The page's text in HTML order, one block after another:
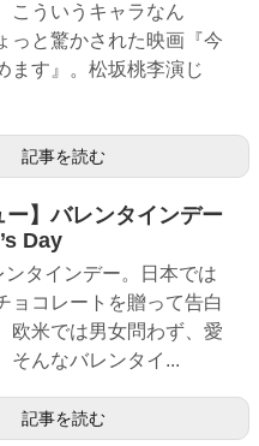
こういうキャラなん
っと驚かされた映画『今
ます』。松坂桃李演じ
記事を読む
ー】バレンタインデー
Day
タインデー。日本では
ョコレートを贈って告白
欧米では男女問わず、愛
そんなバレンタイ...
記事を読む